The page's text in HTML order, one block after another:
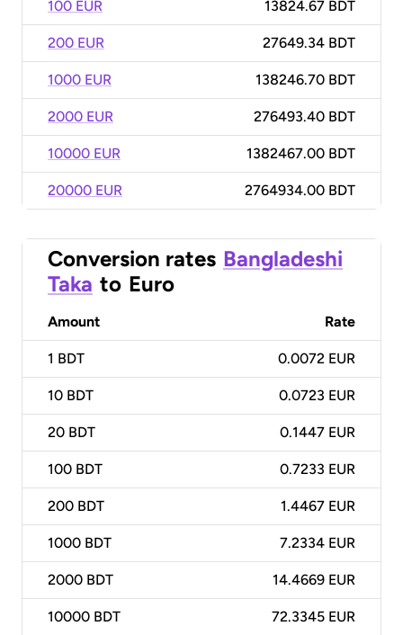
100 EUR 13824.67 BDT
200 EUR 27649.34 BDT
1000 EUR 138246.70 BDT
2000 EUR 276493.40 BDT
10000 EUR 1382467.00 BDT
20000 EUR 2764934.00 BDT
Conversion rates Bangladeshi
Taka to Euro
Amount Rate
1 BDT 0.0072 EUR
10 BDT 0.0723 EUR
20 BDT 0.1447 EUR
100 BDT 0.7233 EUR
200 BDT 1.4467 EUR
1000 BDT 7.2334 EUR
2000 BDT 14.4669 EUR
10000 BDT 72.3345 EUR